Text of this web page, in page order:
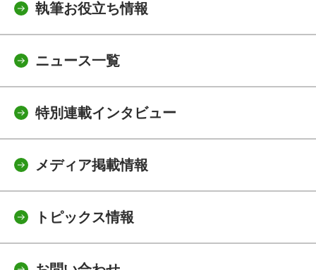
執筆お役立ち情報
ニュース一覧
特別連載インタビュー
メディア掲載情報
トピックス情報